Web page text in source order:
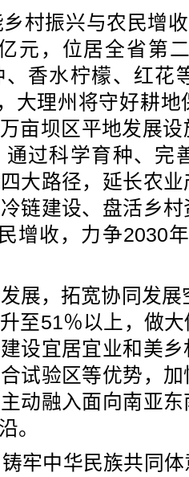
村振兴与农民增
元，位居全省第
香水柠檬、红花
大理州将守好耕
亩坝区平地发展
过科学育种、完
大路径，延长农
链建设、盘活乡
增收，力争2030
展，拓宽协同发
至51％以上，做
设宜居宜业和美
试验区等优势，
动融入面向南亚
。
牢中华民族共同